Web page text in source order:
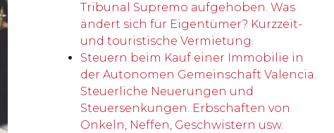
Tribunal Supremo aufgehoben. Was
ändert sich für Eigentümer? Kurzzeit-
und touristische Vermietung.
Steuern beim Kauf einer Immobilie in
der Autonomen Gemeinschaft Valencia.
Steuerliche Neuerungen und
Steuersenkungen. Erbschaften von
Onkeln, Neffen, Geschwistern usw.